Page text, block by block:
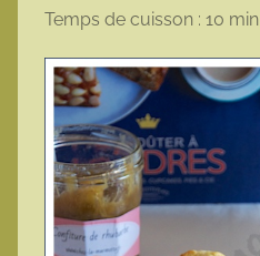
Temps de cuisson : 10 min